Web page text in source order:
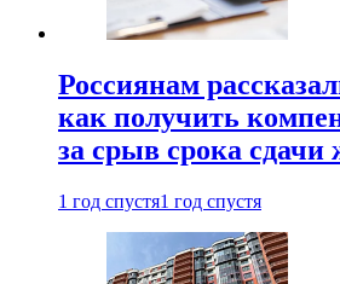
Россиянам
как получить
за срыв срока сдачи
1 год спустя1 год спустя